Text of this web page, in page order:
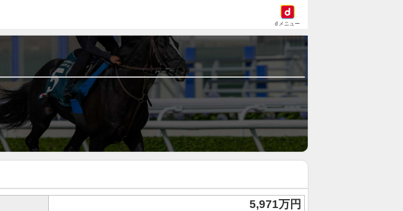
dメニュー
5,971万円